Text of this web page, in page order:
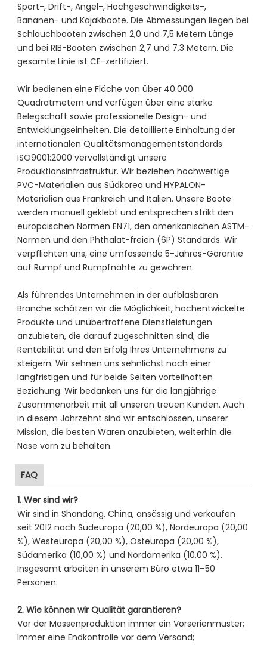
Sport-, Drift-, Angel-, Hochgeschwindigkeits-,
Bananen- und Kajakboote. Die Abmessungen liegen bei
Schlauchbooten zwischen 2,0 und 7,5 Metern Länge
und bei RIB-Booten zwischen 2,7 und 7,3 Metern. Die
gesamte Linie ist CE-zertifiziert.
Wir bedienen eine Fläche von über 40.000
Quadratmetern und verfügen über eine starke
Belegschaft sowie professionelle Design- und
Entwicklungseinheiten. Die detaillierte Einhaltung der
internationalen Qualitätsmanagementstandards
ISO9001:2000 vervollständigt unsere
Produktionsinfrastruktur. Wir beziehen hochwertige
PVC-Materialien aus Südkorea und HYPALON-
Materialien aus Frankreich und Italien. Unsere Boote
werden manuell geklebt und entsprechen strikt den
europäischen Normen EN71, den amerikanischen ASTM-
Normen und den Phthalat-freien (6P) Standards. Wir
verpflichten uns, eine umfassende 5-Jahres-Garantie
auf Rumpf und Rumpfnähte zu gewähren.
Als führendes Unternehmen in der aufblasbaren
Branche schätzen wir die Möglichkeit, hochentwickelte
Produkte und unübertroffene Dienstleistungen
anzubieten, die darauf zugeschnitten sind, die
Rentabilität und den Erfolg Ihres Unternehmens zu
steigern. Wir sehnen uns sehnlichst nach einer
langfristigen und für beide Seiten vorteilhaften
Beziehung. Wir bedanken uns für die langjährige
Zusammenarbeit mit all unseren treuen Kunden. Auch
in diesem Jahrzehnt sind wir entschlossen, unserer
Mission, die besten Waren anzubieten, weiterhin die
Nase vorn zu behalten.
FAQ
1. Wer sind wir?
Wir sind in Shandong, China, ansässig und verkaufen
seit 2012 nach Südeuropa (20,00 %), Nordeuropa (20,00
%), Westeuropa (20,00 %), Osteuropa (20,00 %),
Südamerika (10,00 %) und Nordamerika (10,00 %).
Insgesamt arbeiten in unserem Büro etwa 11–50
Personen.
2. Wie können wir Qualität garantieren?
Vor der Massenproduktion immer ein Vorserienmuster;
Immer eine Endkontrolle vor dem Versand;